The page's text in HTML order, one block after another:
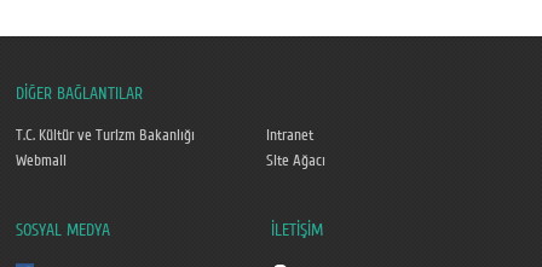
DİĞER BAĞLANTILAR
T.C. Kültür ve Turizm Bakanlığı
Intranet
Webmail
Site Ağacı
SOSYAL MEDYA İLETİŞİM